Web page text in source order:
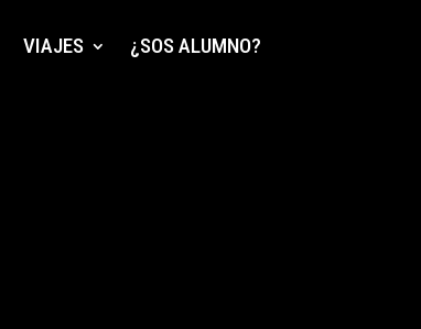
VIAJES ¿SOS ALUMNO?